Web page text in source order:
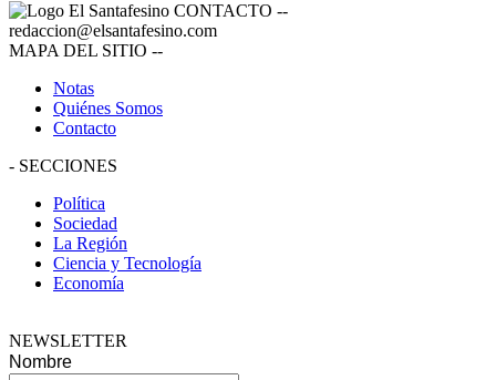
CONTACTO --
redaccion@elsantafesino.com
MAPA DEL SITIO --
Notas
Quiénes Somos
Contacto
- SECCIONES
Política
Sociedad
La Región
Ciencia y Tecnología
Economía
NEWSLETTER
Nombre